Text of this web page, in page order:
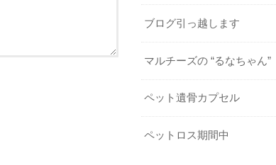
ブログ引っ越します
マルチーズの “るなちゃん”
ペット遺骨カプセル
ペットロス期間中